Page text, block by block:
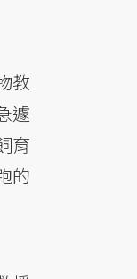
教
遽
育
的